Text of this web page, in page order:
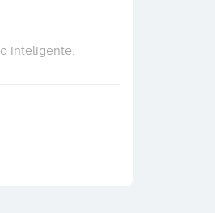
inteligente.